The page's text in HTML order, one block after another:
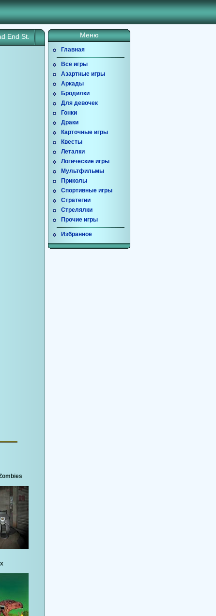
End St. Меню
Главная
Все игры
Азартные игры
Аркады
Бродилки
Для девочек
Гонки
Драки
Карточные игры
Квесты
Леталки
Логические игры
Мультфильмы
Приколы
Спортивные игры
Стратегии
Стрелялки
Прочие игры
Избранное